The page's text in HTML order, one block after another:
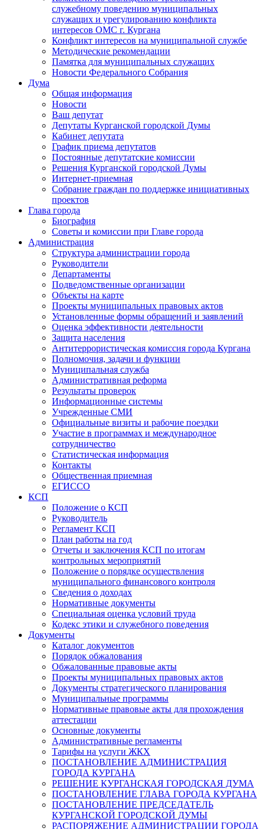
служебному поведению муниципальных
служащих и урегулированию конфликта
интересов ОМС г. Кургана
Конфликт интересов на муниципальной службе
Методические рекомендации
Памятка для муниципальных служащих
Новости Федерального Cобрания
Дума
Общая информация
Новости
Ваш депутат
Депутаты Курганской городской Думы
Кабинет депутата
График приема депутатов
Постоянные депутатские комиссии
Решения Курганской городской Думы
Интернет-приемная
Собрание граждан по поддержке инициативных
проектов
Глава города
Биография
Советы и комиссии при Главе города
Администрация
Структура администрации города
Руководители
Департаменты
Подведомственные организации
Объекты на карте
Проекты муниципальных правовых актов
Установленные формы обращений и заявлений
Оценка эффективности деятельности
Защита населения
Антитеррористическая комиссия города Кургана
Полномочия, задачи и функции
Муниципальная служба
Административная реформа
Результаты проверок
Информационные системы
Учрежденные СМИ
Официальные визиты и рабочие поездки
Участие в программах и международное
сотрудничество
Статистическая информация
Контакты
Общественная приемная
ЕГИССО
КСП
Положение о КСП
Руководитель
Регламент КСП
План работы на год
Отчеты и заключения КСП по итогам
контрольных мероприятий
Положение о порядке осуществления
муниципального финансового контроля
Сведения о доходах
Нормативные документы
Специальная оценка условий труда
Кодекс этики и служебного поведения
Документы
Каталог документов
Порядок обжалования
Обжалованные правовые акты
Проекты муниципальных правовых актов
Документы стратегического планирования
Муниципальные программы
Нормативные правовые акты для прохождения
аттестации
Основные документы
Административные регламенты
Тарифы на услуги ЖКХ
ПОСТАНОВЛЕНИЕ АДМИНИСТРАЦИЯ
ГОРОДА КУРГАНА
РЕШЕНИЕ КУРГАНСКАЯ ГОРОДСКАЯ ДУМА
ПОСТАНОВЛЕНИЕ ГЛАВА ГОРОДА КУРГАНА
ПОСТАНОВЛЕНИЕ ПРЕДСЕДАТЕЛЬ
КУРГАНСКОЙ ГОРОДСКОЙ ДУМЫ
РАСПОРЯЖЕНИЕ АДМИНИСТРАЦИИ ГОРОДА